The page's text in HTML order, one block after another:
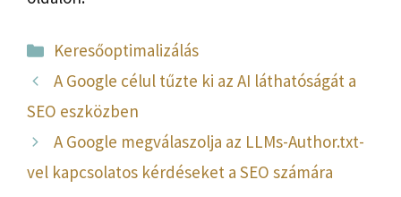
Kategória
Keresőoptimalizálás
A Google célul tűzte ki az AI láthatóságát a
SEO eszközben
A Google megválaszolja az LLMs-Author.txt-
vel kapcsolatos kérdéseket a SEO számára